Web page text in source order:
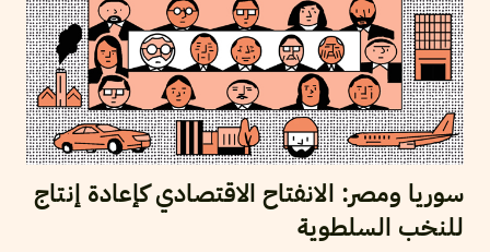
سوريا ومصر: الانفتاح الاقتصادي كإعادة إنتاج
للنخب السلطوية